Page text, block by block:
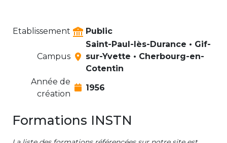
Etablissement Public
Campus
Saint-Paul-lès-Durance • Gif-
sur-Yvette • Cherbourg-en-
Cotentin
Année de
création
1956
Formations INSTN